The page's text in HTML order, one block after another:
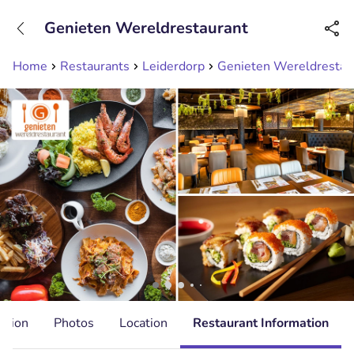
Available until 23:00
Home Restaurants Leiderdorp Genieten
Genieten Wereldrestaurant
Photos Location Restaurant Information